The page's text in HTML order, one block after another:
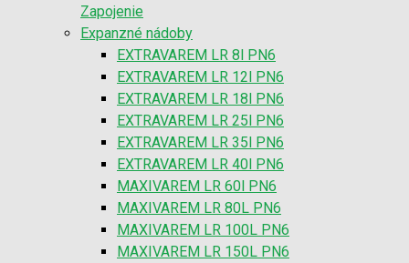
Zapojenie
Expanzné nádoby
EXTRAVAREM LR 8l PN6
EXTRAVAREM LR 12l PN6
EXTRAVAREM LR 18l PN6
EXTRAVAREM LR 25l PN6
EXTRAVAREM LR 35l PN6
EXTRAVAREM LR 40l PN6
MAXIVAREM LR 60l PN6
MAXIVAREM LR 80L PN6
MAXIVAREM LR 100L PN6
MAXIVAREM LR 150L PN6